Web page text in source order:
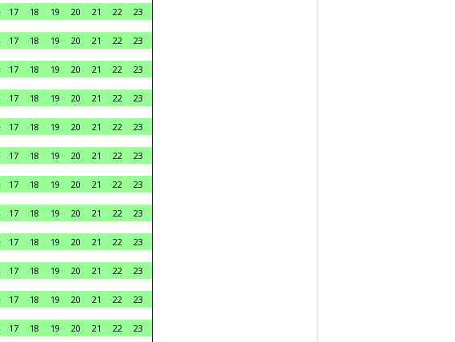
17 18 19 20 21 22
23
17 18 19 20 21 22
23
17 18 19 20 21 22
23
17 18 19 20 21 22
23
17 18 19 20 21 22
23
17 18 19 20 21 22
23
17 18 19 20 21 22
23
17 18 19 20 21 22
23
17 18 19 20 21 22
23
17 18 19 20 21 22
23
17 18 19 20 21 22
23
17 18 19 20 21 22
23